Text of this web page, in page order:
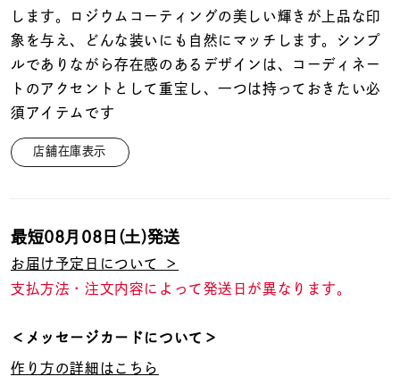
コレクション
レディース
します。ロジウムコーティングの美しい輝きが上品な印
象を与え、どんな装いにも自然にマッチします。シンプ
ルでありながら存在感のあるデザインは、コーディネー
トのアクセントとして重宝し、一つは持っておきたい必
須アイテムです
店舗在庫表示
最短08月08日(土)発送
お届け予定日について ＞
支払方法・注文内容によって発送日が異なります。
＜メッセージカードについて＞
作り方の詳細はこちら